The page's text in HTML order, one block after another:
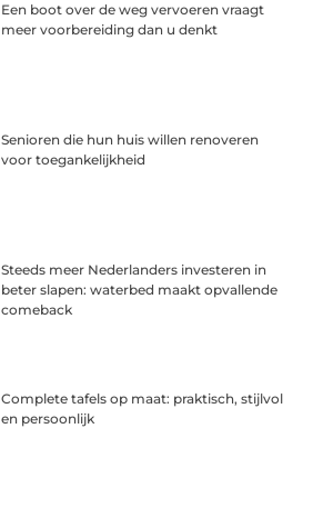
Een boot over de weg vervoeren vraagt
meer voorbereiding dan u denkt
Senioren die hun huis willen renoveren
voor toegankelijkheid
Steeds meer Nederlanders investeren in
beter slapen: waterbed maakt opvallende
comeback
Complete tafels op maat: praktisch, stijlvol
en persoonlijk